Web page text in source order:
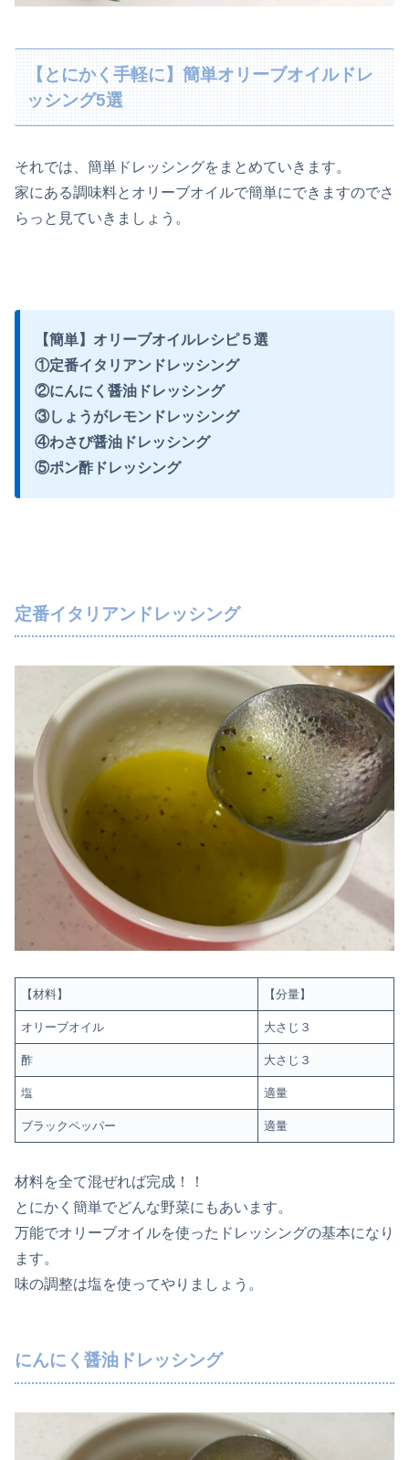
【とにかく手軽に】簡単オリーブオイルドレ
ッシング5選
それでは、簡単ドレッシングをまとめていきます。
家にある調味料とオリーブオイルで簡単にできますのでさ
らっと見ていきましょう。
【簡単】オリーブオイルレシピ５選
①定番イタリアンドレッシング
②にんにく醤油ドレッシング
③しょうがレモンドレッシング
④わさび醤油ドレッシング
⑤ポン酢ドレッシング
定番イタリアンドレッシング
【材料】 【分量】
オリーブオイル 大さじ３
酢 大さじ３
塩 適量
ブラックペッパー 適量
材料を全て混ぜれば完成！！
とにかく簡単でどんな野菜にもあいます。
万能でオリーブオイルを使ったドレッシングの基本になり
ます。
味の調整は塩を使ってやりましょう。
にんにく醤油ドレッシング